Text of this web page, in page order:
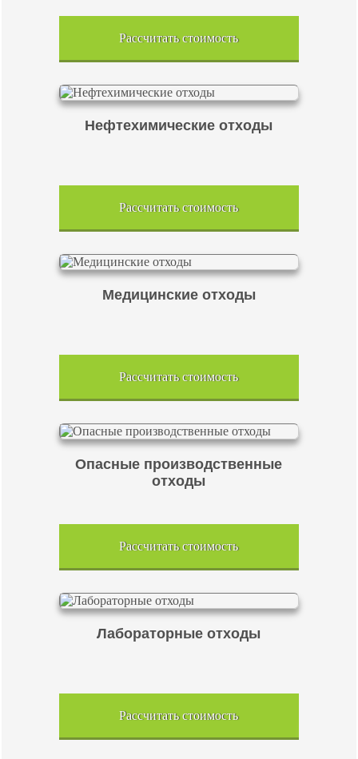
Рассчитать стоимость
Нефтехимические отходы
Рассчитать стоимость
Медицинские отходы
Рассчитать стоимость
Опасные производственные
отходы
Рассчитать стоимость
Лабораторные отходы
Рассчитать стоимость